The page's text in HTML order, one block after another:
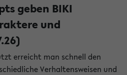
geben BIKI
und
erreicht man schnell den
Verhaltensweisen und